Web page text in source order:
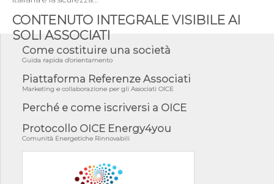
CONTENUTO INTEGRALE VISIBILE AI
SOLI ASSOCIATI
Come costituire una società
Guida rapida d'orientamento
Piattaforma Referenze Associati
Marketing e collaborazione per gli Associati OICE
Perché e come iscriversi a OICE
Protocollo OICE Energy4you
Comunità Energetiche Rinnovabili